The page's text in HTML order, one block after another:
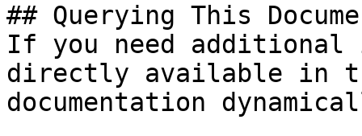
## Querying This
If you need
directly available in
documentation